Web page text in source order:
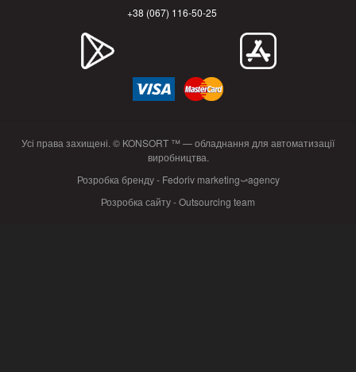
+38 (067) 116-50-25
Усі права захищені. © KONSORT ™ — обладнання для автоматизації
виробництва.
Розробка бренду - Fedoriv marketing⤻agency
Розробка сайту - Outsourcing team